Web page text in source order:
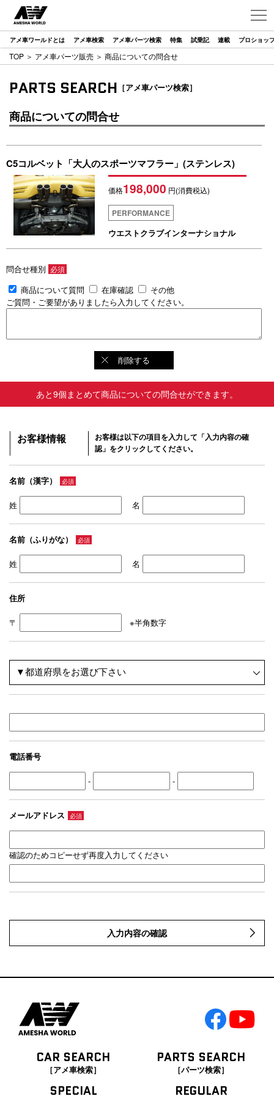
アメ車ワールドとは アメ車検索 アメ車パーツ検索 特集 試乗記 連載 プロショッ
TOP ＞ アメ車パーツ販売 ＞ 商品についての問合せ
PARTS SEARCH ［アメ車パーツ検索］
商品についての問合せ
C5コルベット「大人のスポーツマフラー」(ステンレス)
価格198,000 円(消費税込)
PERFORMANCE
ウエストクラブインターナショナル
問合せ種別 必須
商品について質問 在庫確認
その他
ご質問・ご要望がありましたら入力してください。
削除する
あと9個まとめて商品についての問合せができます。
お客様情報
お客様は以下の項目を入力して「入力内容の確
認」をクリックしてください。
名前（漢字） 必須
姓 名
名前（ふりがな） 必須
姓 名
住所
〒 ※半角数字
電話番号
- -
メールアドレス 必須
確認のためコピーせず再度入力してください
入力内容の確認
CAR SEARCH
［アメ車検索］
PARTS SEARCH
［パーツ検索］
SPECIAL REGULAR